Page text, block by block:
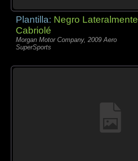
Plantilla: Negro Lateralmente
Cabriolé
Morgan Motor Company, 2009 Aero
SuperSports